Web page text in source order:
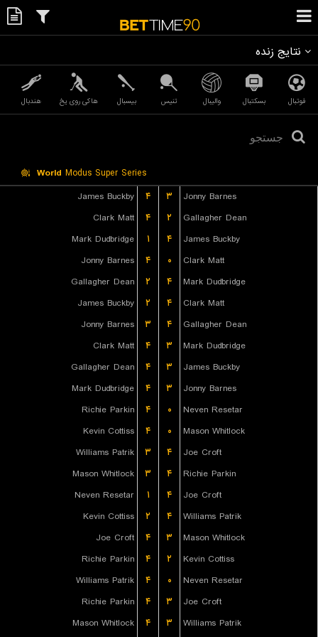
نتایج زنده
فوتبال بسکتبال والیبال تنیس بیسبال هاکی روی یخ هندبال
World Modus Super Series
James Buckby
۴ ۳
Jonny Barnes
Clark Matt
۴ ۲
Gallagher Dean
Mark Dudbridge
۱ ۴
James Buckby
Jonny Barnes
۴ ۰
Clark Matt
Gallagher Dean
۲ ۴
Mark Dudbridge
James Buckby
۲ ۴
Clark Matt
Jonny Barnes
۳ ۴
Gallagher Dean
Clark Matt
۴ ۳
Mark Dudbridge
Gallagher Dean
۴ ۳
James Buckby
Mark Dudbridge
۴ ۳
Jonny Barnes
Richie Parkin
۴ ۰
Neven Resetar
Kevin Cottiss
۴ ۰
Mason Whitlock
Williams Patrik
۳ ۴
Joe Croft
Mason Whitlock
۳ ۴
Richie Parkin
Neven Resetar
۱ ۴
Joe Croft
Kevin Cottiss
۲ ۴
Williams Patrik
Joe Croft
۴ ۳
Mason Whitlock
Richie Parkin
۴ ۲
Kevin Cottiss
Williams Patrik
۴ ۰
Neven Resetar
Richie Parkin
۴ ۳
Joe Croft
Mason Whitlock
۴ ۳ Williams Patrik